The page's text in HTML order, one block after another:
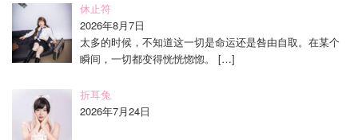
休止符
2026年8月7日
太多的时候，不知道这一切是命运还是咎由自取。在某个
瞬间，一切都变得恍恍惚惚。 […]
折耳兔
2026年7月24日